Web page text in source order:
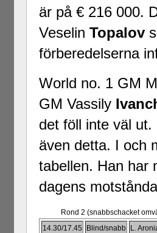
är på € 216 000.
Veselin Topalov
förberedelserna
World no. 1 GM
GM Vassily
det föll inte väl
även detta. I och
tabellen. Han har
dagens
Rond 2 (snabbschacket
14.30/17.45
Blind/snabb
L.